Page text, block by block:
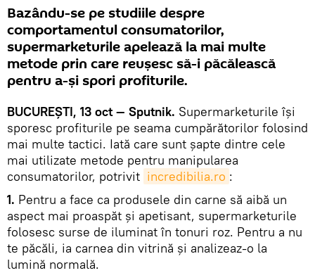
Bazându-se pe studiile despre
comportamentul consumatorilor,
supermarketurile apelează la mai multe
metode prin care reuşesc să-i păcălească
pentru a-şi spori profiturile.
BUCUREŞTI, 13 oct — Sputnik. Supermarketurile îşi
sporesc profiturile pe seama cumpărătorilor folosind
mai multe tactici. Iată care sunt şapte dintre cele
mai utilizate metode pentru manipularea
consumatorilor, potrivit incredibilia.ro :
1. Pentru a face ca produsele din carne să aibă un
aspect mai proaspăt şi apetisant, supermarketurile
folosesc surse de iluminat în tonuri roz. Pentru a nu
te păcăli, ia carnea din vitrină şi analizeaz-o la
lumină normală.